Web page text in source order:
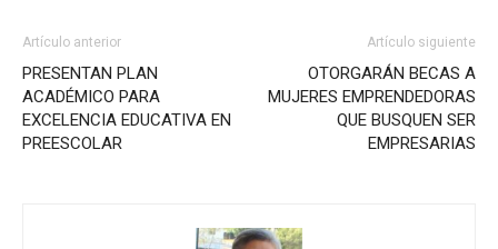
Artículo anterior
PRESENTAN PLAN
ACADÉMICO PARA
EXCELENCIA EDUCATIVA EN
PREESCOLAR
Artículo siguiente
OTORGARÁN BECAS A
MUJERES EMPRENDEDORAS
QUE BUSQUEN SER
EMPRESARIAS